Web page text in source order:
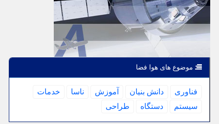
موضوع های هوا فضا
فناوری دانش بنیان آموزش ناسا
خدمات
سیستم
دستگاه طراحی